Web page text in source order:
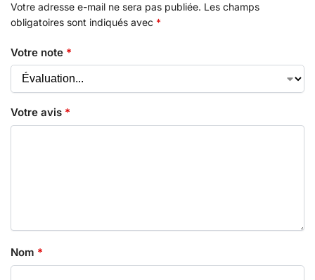
Votre adresse e-mail ne sera pas publiée. Les champs
obligatoires sont indiqués avec *
Votre note *
Votre avis *
Nom *